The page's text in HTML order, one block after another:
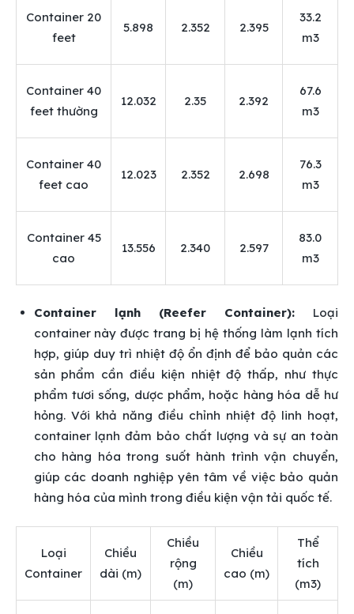
Container 20
feet
5.898 2.352 2.395
33.2
m3
Container 40
feet thường
12.032 2.35 2.392
67.6
m3
Container 40
feet cao
12.023 2.352 2.698
76.3
m3
Container 45
cao
13.556 2.340 2.597
83.0
m3
Container lạnh (Reefer Container): Loại
container này được trang bị hệ thống làm lạnh tích
hợp, giúp duy trì nhiệt độ ổn định để bảo quản các
sản phẩm cần điều kiện nhiệt độ thấp, như thực
phẩm tươi sống, dược phẩm, hoặc hàng hóa dễ hư
hỏng. Với khả năng điều chỉnh nhiệt độ linh hoạt,
container lạnh đảm bảo chất lượng và sự an toàn
cho hàng hóa trong suốt hành trình vận chuyển,
giúp các doanh nghiệp yên tâm về việc bảo quản
hàng hóa của mình trong điều kiện vận tải quốc tế.
Loại
Container
Chiều
dài (m)
Chiều
rộng
(m)
Chiều
cao (m)
Thể
tích
(m3)